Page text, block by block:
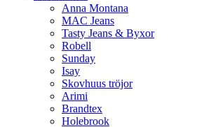
Anna Montana
MAC Jeans
Tasty Jeans & Byxor
Robell
Sunday
Isay
Skovhuus tröjor
Arimi
Brandtex
Holebrook